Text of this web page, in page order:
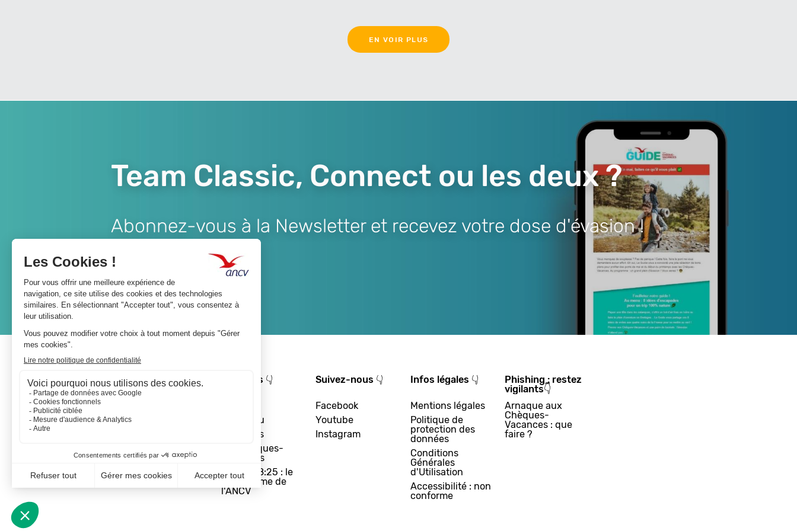
EN VOIR PLUS
Team Classic, Connect ou les deux ?
Abonnez-vous à la Newsletter et recevez votre dose d'évasion !
A propos 👇
Le réseau
Les actus
Les Chèques-
Vacances
Départ 18:25 : le
programme de
l'ANCV
Suivez-nous 👇
Facebook
Youtube
Instagram
Infos légales 👇
Mentions légales
Politique de
protection des
données
Conditions
Générales
d'Utilisation
Accessibilité : non
conforme
Phishing : restez
vigilants👇
Arnaque aux
Chèques-
Vacances : que
faire ?